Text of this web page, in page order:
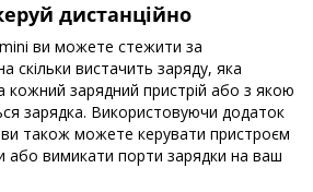
дистанційно
ви можете стежити за
скільки вистачить заряду, яка
кожний зарядний пристрій або з якою
зарядка. Використовуючи додаток
ви також можете керувати пристроєм
або вимикати порти зарядки на ваш